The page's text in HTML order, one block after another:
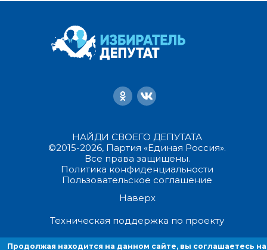
НАЙДИ СВОЕГО ДЕПУТАТА
©2015-2026, Партия «Единая Россия».
Все права защищены.
Политика конфиденциальности
Пользовательское соглашение
Наверх
Техническая поддержка по проекту
Продолжая находиться на данном сайте, вы соглашаетесь на
Продолжая находится на данном сайте, вы соглашаетесь на